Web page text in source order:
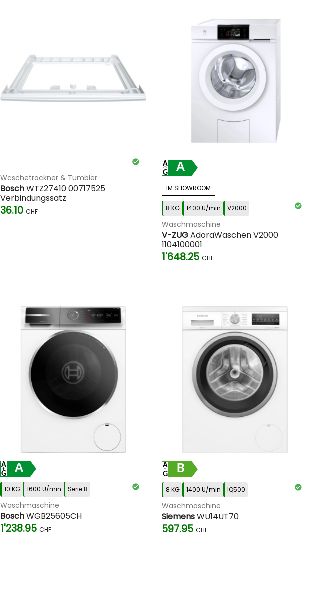
Wäschetrockner & Tumbler
BoschWTZ27410 00717525
Verbindungssatz
36.10 CHF
A
IM SHOWROOM
8 KG 1400 U/min V2000
Waschmaschine
V-ZUGAdoraWaschen V2000
1104100001
1'648.25CHF
A
10 KG 1600 U/min Serie 8
Waschmaschine
BoschWGB25605CH
1'238.95 CHF
B
8 KG 1400 U/min IQ500
Waschmaschine
SiemensWU14UT70
597.95CHF